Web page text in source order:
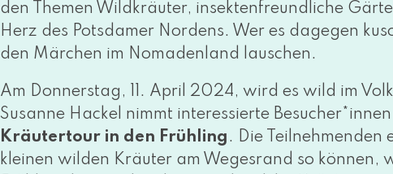
den Themen Wildkräuter, insek­ten­freund­li­che
Herz des Potsdamer Nordens. Wer es dage­gen
den Märchen im Nomadenland lauschen.
Am Donnerstag, 11. April 2024, wird es wild im
Susanne Hackel nimmt inter­es­sier­te
Kräutertour in den Frühling . Die
klei­nen wil­den Kräuter am Wegesrand so kön­nen,